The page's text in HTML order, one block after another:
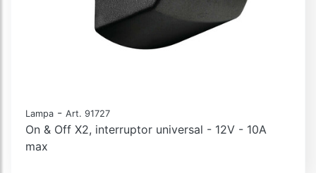
Lampa - Art. 91727
On & Off X2, interruptor universal - 12V - 10A
max